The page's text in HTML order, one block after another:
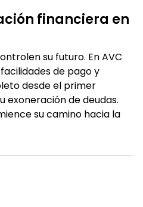
financiera en
su futuro. En AVC
de pago y
desde el primer
exoneración de deudas.
su camino hacia la